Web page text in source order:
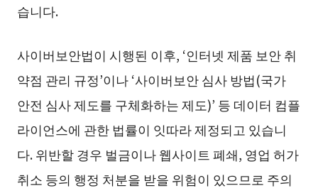
습니다.
사이버보안법이 시행된 이후, ‘인터넷 제품 보안 취
약점 관리 규정’이나 ‘사이버보안 심사 방법(국가
안전 심사 제도를 구체화하는 제도)’ 등 데이터 컴플
라이언스에 관한 법률이 잇따라 제정되고 있습니
다. 위반할 경우 벌금이나 웹사이트 폐쇄, 영업 허가
취소 등의 행정 처분을 받을 위험이 있으므로 주의